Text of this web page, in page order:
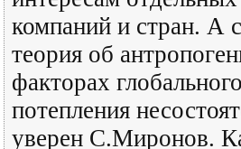
компаний и стран. А
теория об
факторах глобального
потепления
уверен С.Миронов.